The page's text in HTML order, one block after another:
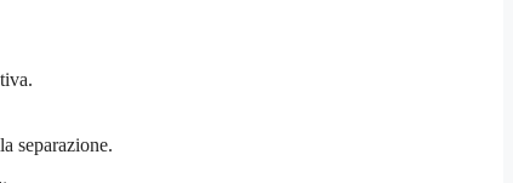
separazione.